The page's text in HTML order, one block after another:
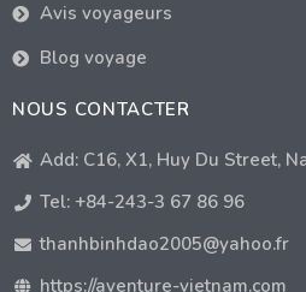
Avis voyageurs
Blog voyage
NOUS CONTACTER
Add: C16, X1, Huy Du Street,
Tel: +84-243-3 67 86 96
thanhbinhdao2005@yahoo.fr
https://aventure-vietnam.com